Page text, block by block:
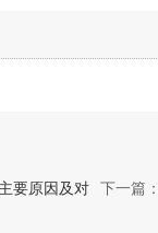
要原因及对
下一篇：